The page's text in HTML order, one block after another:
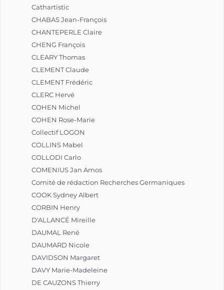
Cathartistic
CHABAS Jean-François
CHANTEPERLE Claire
CHENG François
CLEARY Thomas
CLEMENT Claude
CLEMENT Frédéric
CLERC Hervé
COHEN Michel
COHEN Rose-Marie
Collectif LOGON
COLLINS Mabel
COLLODI Carlo
COMENIUS Jan Amos
Comité de rédaction Recherches Germaniques
COOK Sydney Albert
CORBIN Henry
D'ALLANCÉ Mireille
DAUMAL René
DAUMARD Nicole
DAVIDSON Margaret
DAVY Marie-Madeleine
DE CAUZONS Thierry